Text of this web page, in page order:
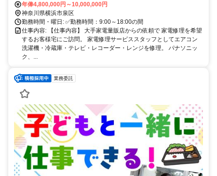
年俸4,800,000円～10,000,000円
神奈川県横浜市泉区
勤務時間・曜日: ✅️勤務時間：9:00～18:00の間
仕事内容: 【仕事内容】 大手家電量販店からの依頼で 家電修理を希望
するお客様宅にご訪問。 家電修理サービススタッフとしてエアコン
洗濯機・冷蔵庫・テレビ・レコーダー・レンジを修理。 パナソニッ
ク、...
業務委託